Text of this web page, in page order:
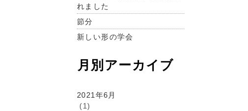
れました
節分
新しい形の学会
月別アーカイブ
2021年6月
(1)